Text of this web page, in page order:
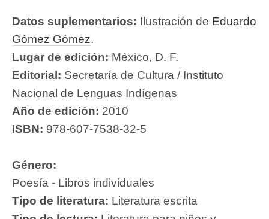
Datos suplementarios: Ilustración de Eduardo
Gómez Gómez.
Lugar de edición: México, D. F.
Editorial: Secretaría de Cultura / Instituto
Nacional de Lenguas Indígenas
Año de edición: 2010
ISBN: 978-607-7538-32-5
Género:
Poesía - Libros individuales
Tipo de literatura: Literatura escrita